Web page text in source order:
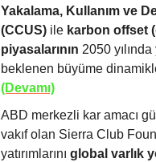
Yakalama, Kullanım ve
(CCUS) ile karbon offset
piyasalarının 2050
beklenen büyüme
(Devamı)
ABD merkezli kar amacı
vakıf olan Sierra Club
yatırımlarını global varlık